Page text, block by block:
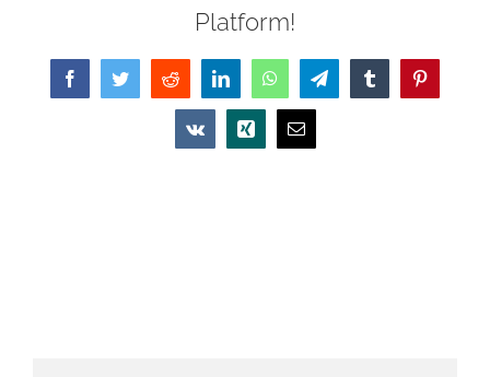
Platform!
FacebookTwitterReddit LinkedInWhatsAppTelegramTumblrPinterest
Vk Xing Email